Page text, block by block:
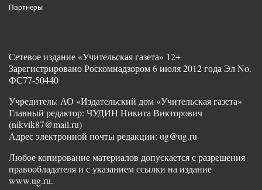
Партнеры
Сетевое издание «Учительская газета» 12+
Зарегистрировано Роскомнадзором 6 июля 2012 года Эл No.
ФС77-50440
Учредитель: АО «Издательский дом «Учительская газета»
Главный редактор: ЧУДИН Никита Викторович
(nikvik87@mail.ru)
Адрес электронной почты редакции: ug@ug.ru
Любое копирование материалов допускается с разрешения
правообладателя и с указанием ссылки на издание
www.ug.ru.